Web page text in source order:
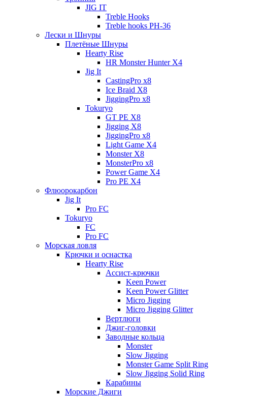
JIG IT
Treble Hooks
Treble hooks PH-36
Лески и Шнуры
Плетёные Шнуры
Hearty Rise
HR Monster Hunter X4
Jig It
CastingPro x8
Ice Braid X8
JiggingPro x8
Tokuryo
GT PE X8
Jigging X8
JiggingPro x8
Light Game X4
Monster X8
MonsterPro x8
Power Game X4
Pro PE X4
Флюорокарбон
Jig It
Pro FC
Tokuryo
FC
Pro FC
Морская ловля
Крючки и оснастка
Hearty Rise
Ассист-крючки
Keen Power
Keen Power Glitter
Micro Jigging
Micro Jigging Glitter
Вертлюги
Джиг-головки
Заводные кольца
Monster
Slow Jigging
Monster Game Split Ring
Slow Jigging Solid Ring
Карабины
Морские Джиги